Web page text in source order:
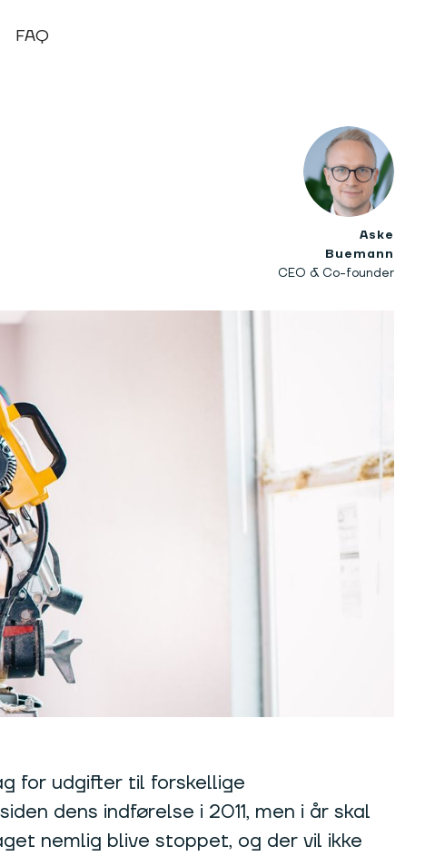
FAQ
Aske
Buemann
CEO & Co-founder
for udgifter til forskellige
dens indførelse i 2011, men i år skal
nemlig blive stoppet, og der vil ikke